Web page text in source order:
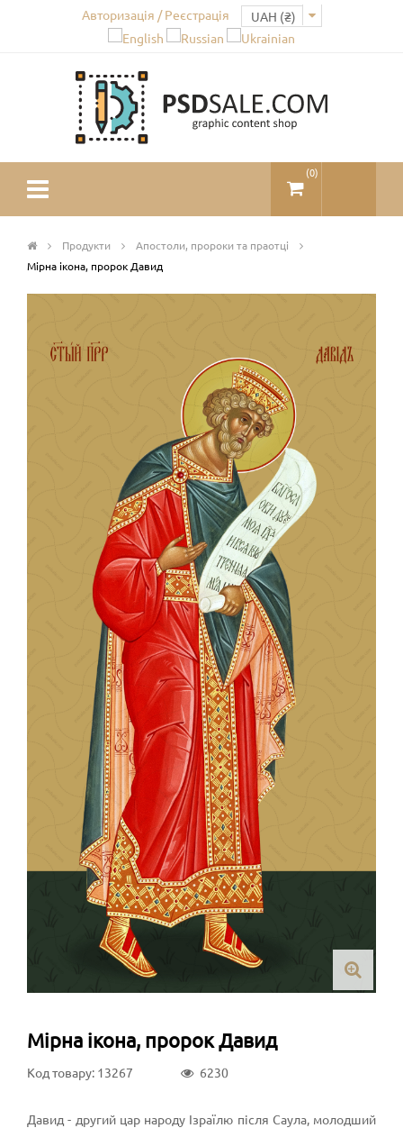
Авторизація / Реєстрація
(0)
Продукти
Апостоли, пророки та праотці
Мірна ікона, пророк Давид
Мірна ікона, пророк Давид
Код товару: 13267 6230
Давид - другий цар народу Ізраїлю після Саула, молодший